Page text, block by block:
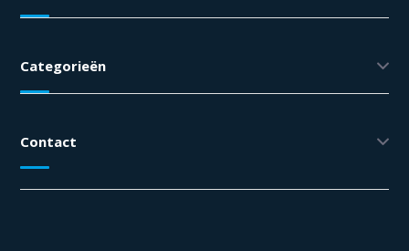
Categorieën
Contact